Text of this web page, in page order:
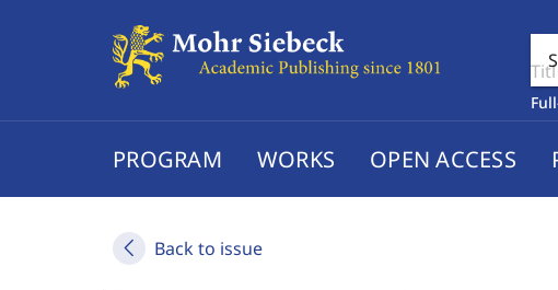
PROGRAM WORKS OPEN ACCESS
Back to issue